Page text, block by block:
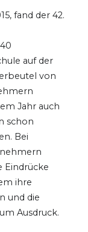
fand der 42.
auf der
von
Jahr auch
schon
Bei
Eindrücke
ihre
und die
Ausdruck.